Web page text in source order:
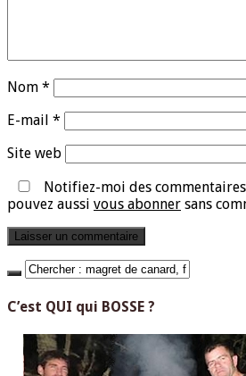
Nom *
E-mail *
Site web
Notifiez-moi des
pouvez aussi vous abonner sans
C’est QUI qui BOSSE ?